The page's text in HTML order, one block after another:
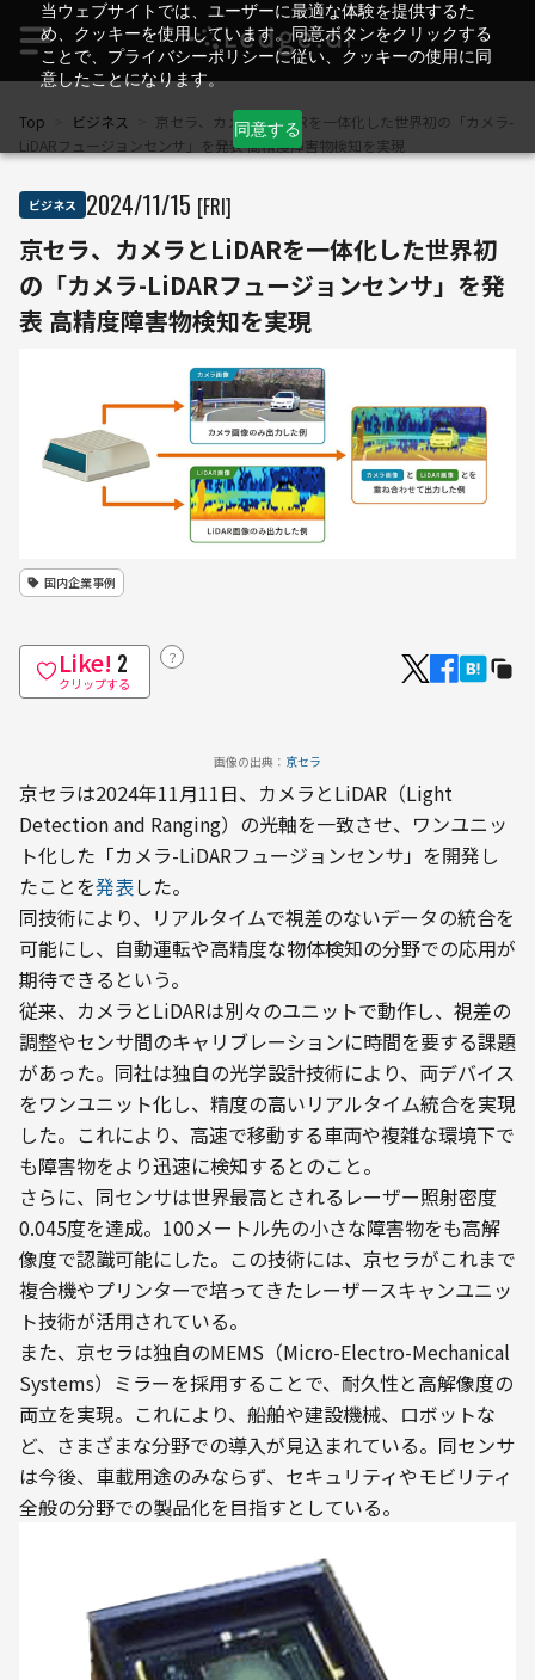
当ウェブサイトでは、ユーザーに最適な体験を提供するた
め、クッキーを使用しています。同意ボタンをクリックする
ことで、プライバシーポリシーに従い、クッキーの使用に同
意したことになります。
同意する
Top ビジネス
京セラ、カメラとLiDARを一体化した世界初の「カメラ-
LiDARフュージョンセンサ」を発表 高精度障害物検知を実現
ビジネス 2024/11/15 [FRI]
京セラ、カメラとLiDARを一体化した世界初
の「カメラ-LiDARフュージョンセンサ」を発
表 高精度障害物検知を実現
国内企業事例
Like! 2
クリップする
？
画像の出典： 京セラ
京セラは2024年11月11日、カメラとLiDAR（Light
Detection and Ranging）の光軸を一致させ、ワンユニッ
ト化した「カメラ-LiDARフュージョンセンサ」を開発し
たことを発表した。
同技術により、リアルタイムで視差のないデータの統合を
可能にし、自動運転や高精度な物体検知の分野での応用が
期待できるという。
従来、カメラとLiDARは別々のユニットで動作し、視差の
調整やセンサ間のキャリブレーションに時間を要する課題
があった。同社は独自の光学設計技術により、両デバイス
をワンユニット化し、精度の高いリアルタイム統合を実現
した。これにより、高速で移動する車両や複雑な環境下で
も障害物をより迅速に検知するとのこと。
さらに、同センサは世界最高とされるレーザー照射密度
0.045度を達成。100メートル先の小さな障害物をも高解
像度で認識可能にした。この技術には、京セラがこれまで
複合機やプリンターで培ってきたレーザースキャンユニッ
ト技術が活用されている。
また、京セラは独自のMEMS（Micro-Electro-Mechanical
Systems）ミラーを採用することで、耐久性と高解像度の
両立を実現。これにより、船舶や建設機械、ロボットな
ど、さまざまな分野での導入が見込まれている。同センサ
は今後、車載用途のみならず、セキュリティやモビリティ
全般の分野での製品化を目指すとしている。